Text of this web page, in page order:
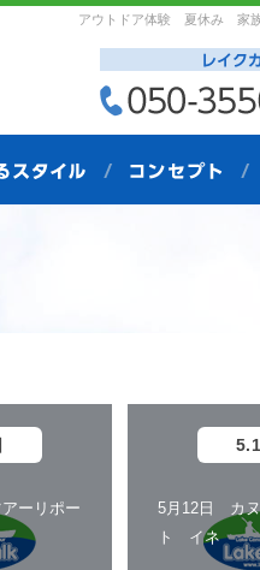
アウトドア体験 夏休み 家
ーリポー
5月12日 カヌ
ト イネ